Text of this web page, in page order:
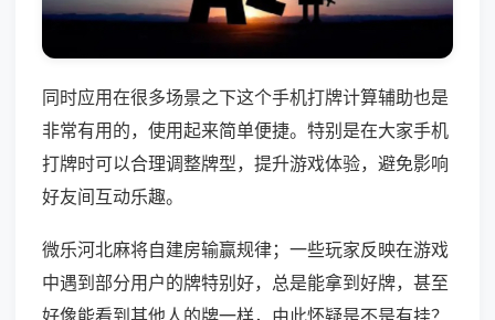
同时应用在很多场景之下这个手机打牌计算辅助也是
非常有用的，使用起来简单便捷。特别是在大家手机
打牌时可以合理调整牌型，提升游戏体验，避免影响
好友间互动乐趣。
微乐河北麻将自建房输赢规律；一些玩家反映在游戏
中遇到部分用户的牌特别好，总是能拿到好牌，甚至